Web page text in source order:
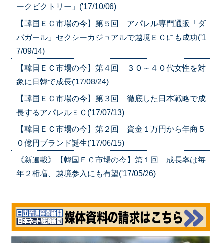
ークビクトリー」('17/10/06)
【韓国ＥＣ市場の今】第５回 アパレル専門通販「ダ
バガール」セクシーカジュアルで越境ＥＣにも成功('1
7/09/14)
【韓国ＥＣ市場の今】第４回 ３０～４０代女性を対
象に日韓で成長('17/08/24)
【韓国ＥＣ市場の今】第３回 徹底した日本戦略で成
長するアパレルＥＣ('17/07/13)
【韓国ＥＣ市場の今】第２回 資金１万円から年商５
０億円ブランド誕生('17/06/15)
《新連載》【韓国ＥＣ市場の今】第１回 成長率は毎
年２桁増、越境参入にも有望('17/05/26)